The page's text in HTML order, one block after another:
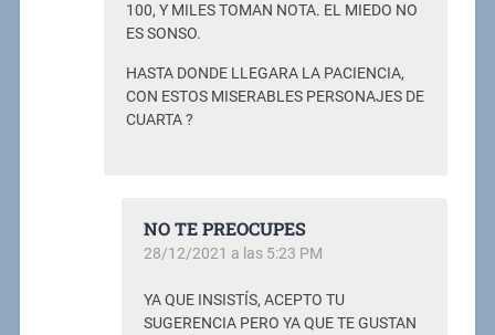
100, Y MILES TOMAN NOTA. EL MIEDO NO
ES SONSO.
HASTA DONDE LLEGARA LA PACIENCIA,
CON ESTOS MISERABLES PERSONAJES DE
CUARTA ?
NO TE PREOCUPES
28/12/2021 a las 5:23 PM
YA QUE INSISTÍS, ACEPTO TU
SUGERENCIA PERO YA QUE TE GUSTAN